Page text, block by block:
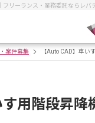
フリーランス・業務委託ならレバ
案件募集 【Auto CAD】車い
す用階段昇